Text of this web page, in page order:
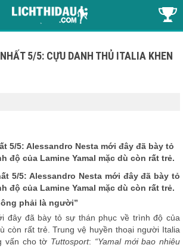
5/5: CỰU DANH THỦ ITALIA KHEN
5/5: Alessandro Nesta mới đây đã bày tỏ
độ của Lamine Yamal mặc dù còn rất trẻ.
5/5: Alessandro Nesta mới đây đã bày tỏ
độ của Lamine Yamal mặc dù còn rất trẻ.
phải là người”
đây đã bày tỏ sự thán phục về trình độ của
còn rất trẻ. Trung vệ huyền thoại người Italia
vấn cho tờ Tuttosport: “Yamal mới bao nhiêu